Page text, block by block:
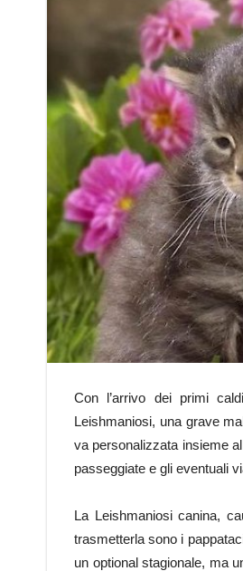
Con l’arrivo dei primi
Leishmaniosi, una grave
va personalizzata insieme
passeggiate e gli eventuali
La Leishmaniosi canina,
trasmetterla sono i
un optional stagionale, ma